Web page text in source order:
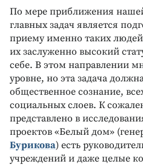
По мере приближения
главных задач является
приему именно таких
их заслуженно высокий
себе. В этом направлении
уровне, но эта задача
общественное сознание,
социальных слоев. К
представлено в
проектов «Белый дом»
Бурикова) есть
учреждений и даже целые